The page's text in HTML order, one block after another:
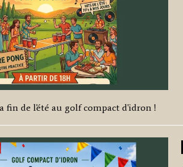
fin de l'été au golf compact d'idron !